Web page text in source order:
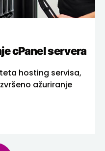
cPanel servera
hosting servisa,
ažuriranje